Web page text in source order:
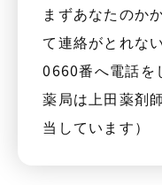
まずあなたのか
て連絡がとれな
0660番へ電話を
薬局は上田薬剤
当しています）